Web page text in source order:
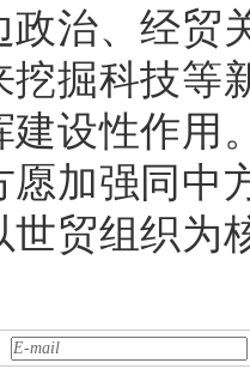
政治、经贸
挖掘科技等
建设性作用
愿加强同中
世贸组织为